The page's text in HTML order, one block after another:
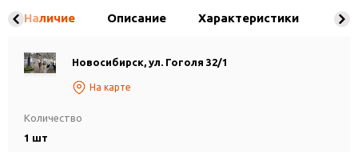
Наличие Описание Характеристики
Новосибирск, ул. Гоголя 32/1
На карте
Количество
1 шт